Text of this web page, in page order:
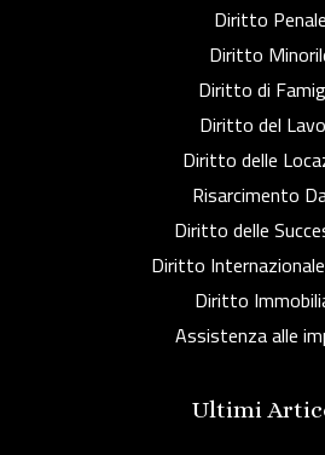
Diritto Penale
Diritto
Diritto di
Diritto del
Diritto delle
Risarcimento
Diritto delle
Diritto
Diritto
Assistenza alle
Ultimi